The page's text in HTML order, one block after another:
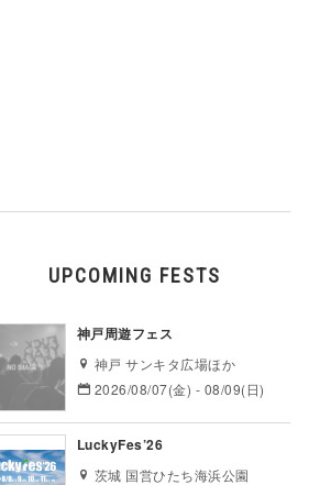
UPCOMING FESTS
神戸周遊フェス
神戸 サンキタ広場ほか
2026/08/07(金) - 08/09(日)
LuckyFes’26
茨城 国営ひたち海浜公園